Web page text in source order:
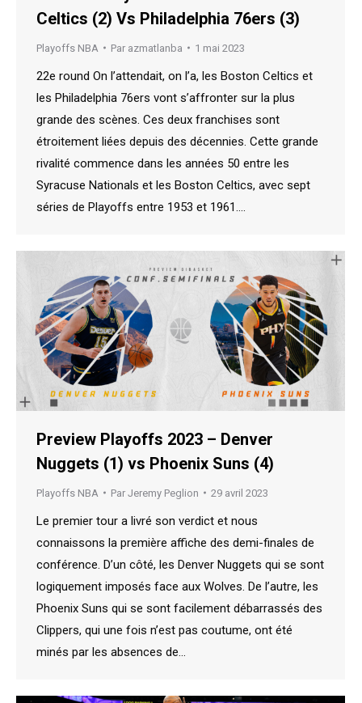
Celtics (2) Vs Philadelphia 76ers (3)
Playoffs NBA Par azmatlanba 1 mai 2023
22e round On l’attendait, on l’a, les Boston Celtics et
les Philadelphia 76ers vont s’affronter sur la plus
grande des scènes. Ces deux franchises sont
étroitement liées depuis des décennies. Cette grande
rivalité commence dans les années 50 entre les
Syracuse Nationals et les Boston Celtics, avec sept
séries de Playoffs entre 1953 et 1961.…
Preview Playoffs 2023 – Denver
Nuggets (1) vs Phoenix Suns (4)
Playoffs NBA Par Jeremy Peglion 29 avril 2023
Le premier tour a livré son verdict et nous
connaissons la première affiche des demi-finales de
conférence. D’un côté, les Denver Nuggets qui se sont
logiquement imposés face aux Wolves. De l’autre, les
Phoenix Suns qui se sont facilement débarrassés des
Clippers, qui une fois n’est pas coutume, ont été
minés par les absences de…